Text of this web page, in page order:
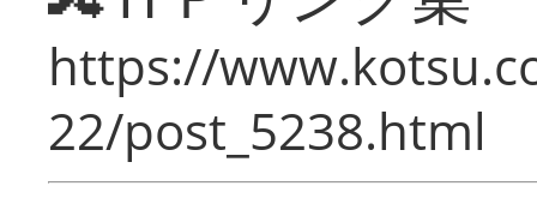
https://
22/post_5238.html